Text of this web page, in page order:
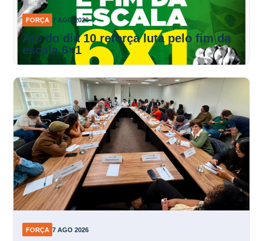
FORÇA 7 AGO 2026
Ato do dia 10 reforça luta pelo fim da
escala 6×1
FORÇA 7 AGO 2026